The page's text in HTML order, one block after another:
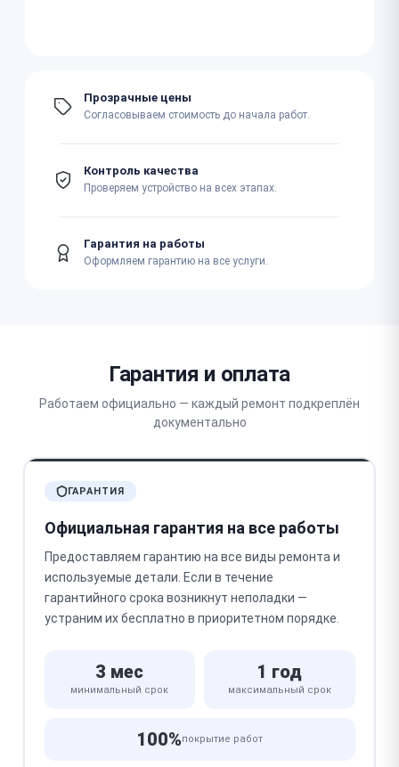
Прозрачные цены
Согласовываем стоимость до начала работ.
Контроль качества
Проверяем устройство на всех этапах.
Гарантия на работы
Оформляем гарантию на все услуги.
Гарантия и оплата
Работаем официально — каждый ремонт подкреплён
документально
ГАРАНТИЯ
Официальная гарантия на все работы
Предоставляем гарантию на все виды ремонта и
используемые детали. Если в течение
гарантийного срока возникнут неполадки —
устраним их бесплатно в приоритетном порядке.
3 мес
минимальный срок
1 год
максимальный срок
100%покрытие работ